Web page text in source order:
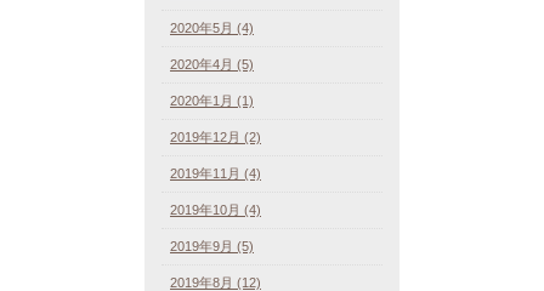
2020年5月 (4)
2020年4月 (5)
2020年1月 (1)
2019年12月 (2)
2019年11月 (4)
2019年10月 (4)
2019年9月 (5)
2019年8月 (12)